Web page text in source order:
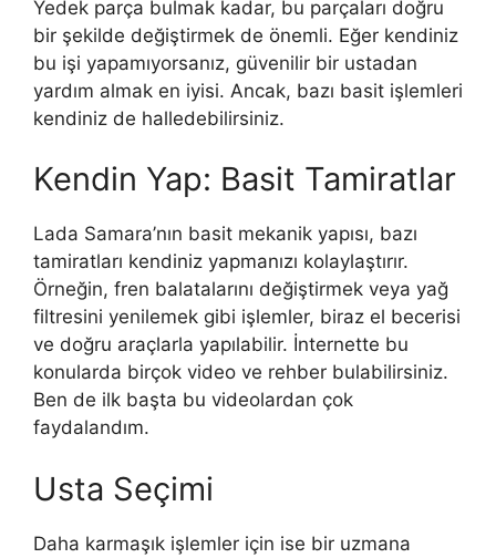
Yedek parça bulmak kadar, bu parçaları doğru
bir şekilde değiştirmek de önemli. Eğer kendiniz
bu işi yapamıyorsanız, güvenilir bir ustadan
yardım almak en iyisi. Ancak, bazı basit işlemleri
kendiniz de halledebilirsiniz.
Kendin Yap: Basit Tamiratlar
Lada Samara’nın basit mekanik yapısı, bazı
tamiratları kendiniz yapmanızı kolaylaştırır.
Örneğin, fren balatalarını değiştirmek veya yağ
filtresini yenilemek gibi işlemler, biraz el becerisi
ve doğru araçlarla yapılabilir. İnternette bu
konularda birçok video ve rehber bulabilirsiniz.
Ben de ilk başta bu videolardan çok
faydalandım.
Usta Seçimi
Daha karmaşık işlemler için ise bir uzmana